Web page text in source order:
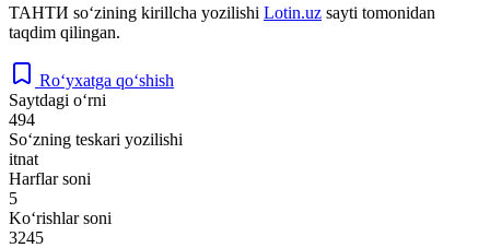
ТАНТИ so‘zining kirillcha yozilishi Lotin.uz sayti tomonidan
taqdim qilingan.
Ro‘yxatga qo‘shish
Saytdagi o‘rni
494
So‘zning teskari yozilishi
itnat
Harflar soni
5
Ko‘rishlar soni
3245